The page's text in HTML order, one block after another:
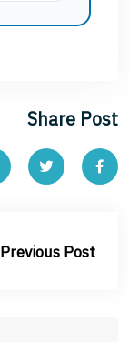
Share Post
Previous Post